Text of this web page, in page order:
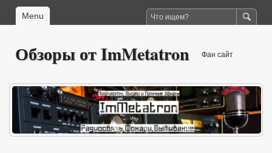
Menu
Обзоры от ImMetatron Фан сайт